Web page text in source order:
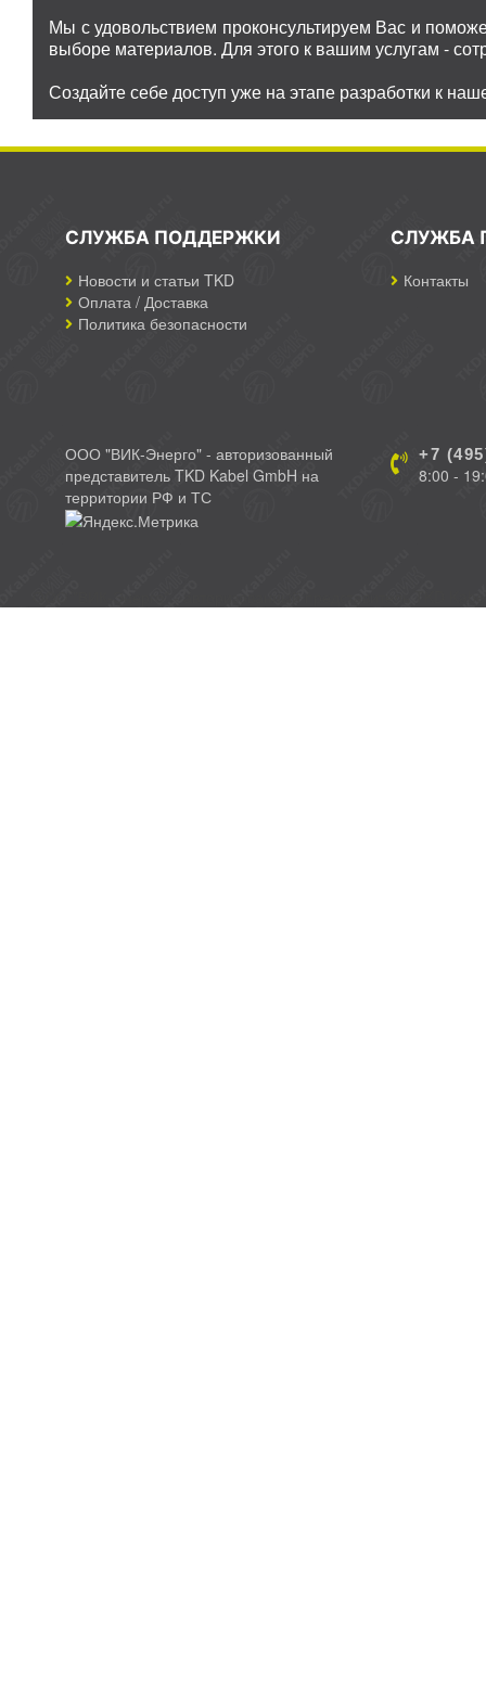
Мы с удовольствием проконсультируем Вас и
выборе материалов. Для этого к вашим услугам -
Создайте себе доступ уже на этапе разработки к
СЛУЖБА ПОДДЕРЖКИ
Новости и статьи TKD
Оплата / Доставка
Политика безопасности
СЛУЖБА
Контакты
ООО "ВИК-Энерго" - авторизованный
представитель TKD Kabel GmbH на
территории РФ и ТС
+7
8:00 -